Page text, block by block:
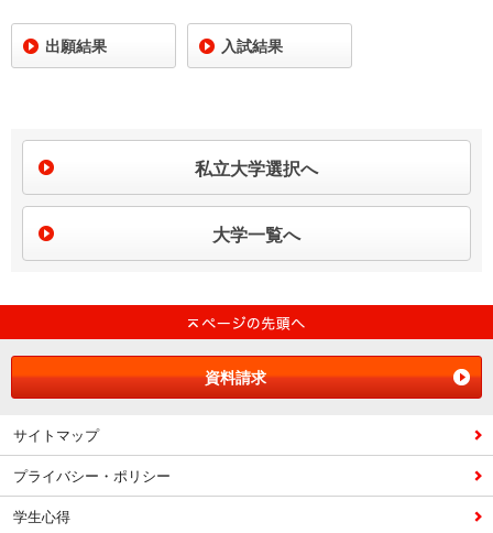
出願結果 入試結果
私立大学選択へ
大学一覧へ
資料請求
サイトマップ
プライバシー・ポリシー
学生心得